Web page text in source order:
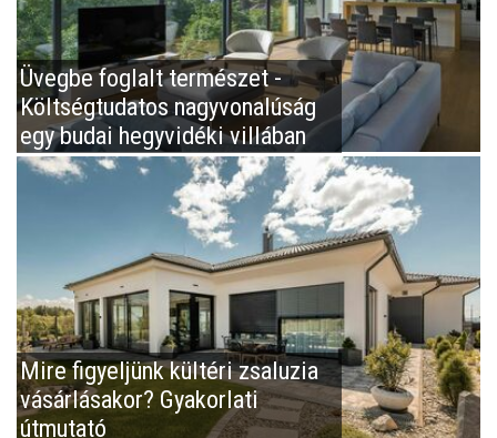
Üvegbe foglalt természet -
Költségtudatos nagyvonalúság
egy budai hegyvidéki villában
Mire figyeljünk kültéri zsaluzia
vásárlásakor? Gyakorlati
útmutató